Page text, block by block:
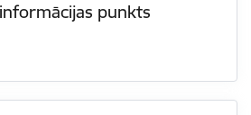
punkts